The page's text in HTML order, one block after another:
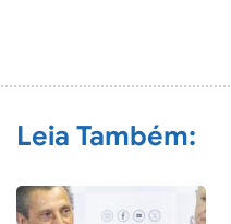
Leia Também: